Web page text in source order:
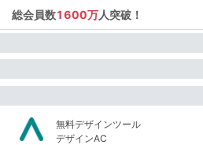
総会員数1600万人突破！
無料デザインツール
デザインAC